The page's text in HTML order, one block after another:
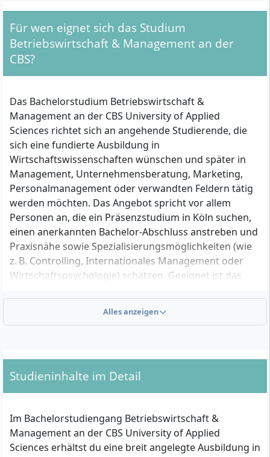
Project, Vorbereitung Bachelorarbeit,
Spezialisierung, Spezialisierung, Wahlkurs,
Moderation & Verkaufsgespräche, Englisch,
Bachelorarbeit, Spezialisierung,
Professionals, Englisch, 2.
Fremdsprache/Kultur & Mgmt.
Für wen eignet sich das Studium
Betriebswirtschaft & Management an der
CBS?
Das Bachelorstudium Betriebswirtschaft &
Management an der CBS University of Applied
Sciences richtet sich an angehende Studierende, die
sich eine fundierte Ausbildung in
Wirtschaftswissenschaften wünschen und später in
Management, Unternehmensberatung, Marketing,
Personalmanagement oder verwandten Feldern tätig
werden möchten. Das Angebot spricht vor allem
Personen an, die ein Präsenzstudium in Köln suchen,
einen anerkannten Bachelor-Abschluss anstreben und
Praxisnähe sowie Spezialisierungsmöglichkeiten (wie
z. B. Controlling, Internationales Management oder
Wirtschaftspsychologie) schätzen. Geeignet ist das
vergleichbarer Qualifikation, die eine breite
einer modernen, international ausgerichteten
Hochschule verbinden möchten.
Zulassungsvoraussetzungen im Überblick
Allgemeine Hochschulreife(Abitur) oder
Alles anzeigen
Studieninhalte im Detail
Im Bachelorstudiengang Betriebswirtschaft &
Management an der CBS University of Applied
Sciences erhältst du eine breit angelegte Ausbildung in